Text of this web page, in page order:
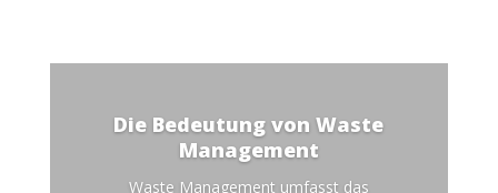
Die Bedeutung von Waste
Management
Waste Management umfasst das